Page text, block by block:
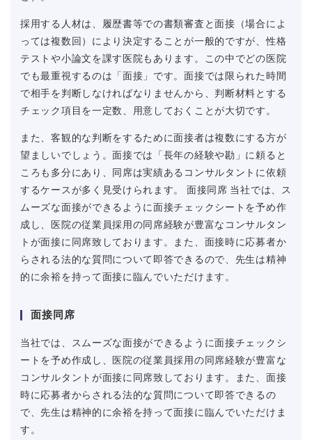
採用する人材は、履歴書等での書類審査と面接（場合によ
っては複数回）により決定することが一般的ですが、性格
テストや小論文を課す医院もあります。この中でどの医院
でも最重視するのは「面接」です。面接では限られた時間
で相手を判断しなければなりませんから、判断材料とする
チェック項目を一定数、用意しておくことが大切です。
また、客観的な判断をするために面接者は複数にする方が
望ましいでしょう。面接では「長年の経験や勘」に頼ると
ころも多分にあり、同席は実績あるコンサルタントに依頼
するケースが多く見受けられます。 面接同席 当社では、ス
ムーズな面接ができるように面接チェックシートを予め作
成し、医院の従業員採用の同席経験が豊富なコンサルタン
トが面接に同席致しております。また、面接時に応募者か
らされる法的な質問について即答できるので、先生は精神
的に余裕を持って面接に臨んでいただけます。
面接同席
当社では、スムーズな面接ができるように面接チェックシ
ートを予め作成し、医院の従業員採用の同席経験が豊富な
コンサルタントが面接に同席致しております。また、面接
時に応募者からされる法的な質問について即答できるの
で、先生は精神的に余裕を持って面接に臨んでいただけま
す。